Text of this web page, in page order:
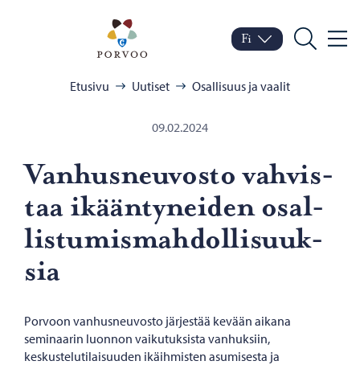
Porvoo – Siirry
Vaihda kieltä
Nykyinen kieli: Suomi
Fi
Hae
Etusivu Uutiset Osallisuus ja vaalit
09.02.2024
Van­hus­neu­vos­to vah­vis­
taa ikään­ty­nei­den osal­
lis­tu­mis­mah­dol­li­suuk­
sia
Porvoon vanhusneuvosto järjestää kevään aikana
seminaarin luonnon vaikutuksista vanhuksiin,
keskustelutilaisuuden ikäihmisten asumisesta ja